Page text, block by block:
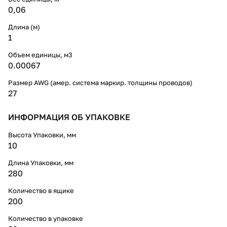
0,06
Длина (м)
1
Объем единицы, м3
0.00067
Размер AWG (амер. система маркир. толщины проводов)
27
ИНФОРМАЦИЯ ОБ УПАКОВКЕ
Высота Упаковки, мм
10
Длина Упаковки, мм
280
Количество в ящике
200
Количество в упаковке